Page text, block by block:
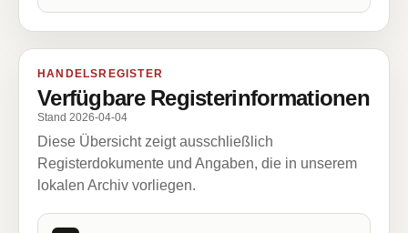
HANDELSREGISTER
Verfügbare Registerinformationen
Stand 2026-04-04
Diese Übersicht zeigt ausschließlich
Registerdokumente und Angaben, die in unserem
lokalen Archiv vorliegen.